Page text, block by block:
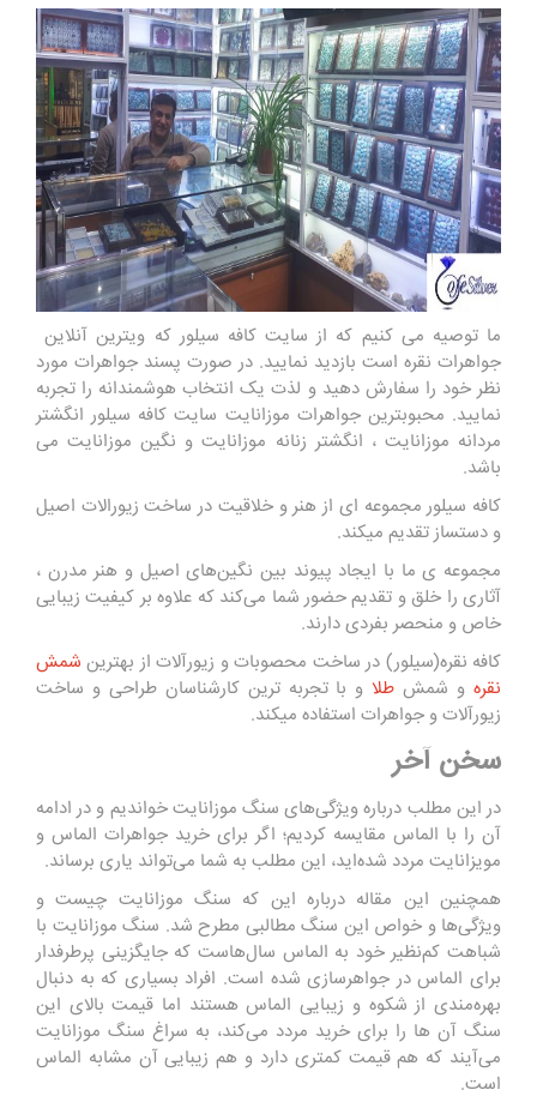
ما توصیه می کنیم که از سایت کافه سیلور که ویترین آنلاین
جواهرات نقره است بازدید نمایید. در صورت پسند جواهرات مورد
نظر خود را سفارش دهید و لذت یک انتخاب هوشمندانه را تجربه
نمایید. محبوبترین جواهرات موزانایت سایت کافه سیلور انگشتر
مردانه موزانایت ، انگشتر زنانه موزانایت و نگین موزانایت می
باشد.
کافه سیلور مجموعه ای از هنر و خلاقیت در ساخت زیورالات اصیل
و دستساز تقدیم میکند.
مجموعه ی ما با ایجاد پیوند بین نگین‌های اصیل و هنر مدرن ،
آثاری را خلق و تقدیم حضور شما می‌کند که علاوه بر کیفیت زیبایی
خاص و منحصر بفردی دارند.
کافه نقره(سیلور) در ساخت محصوبات و زیورآلات از بهترین شمش
نقره و شمش طلا و با تجربه ترین کارشناسانطراحی و ساخت
زیورآلاتو جواهرات استفاده میکند.
سخن آخر
در این مطلب درباره ویژگی‌های سنگ موزانایت خواندیم و در ادامه
آن را با الماس مقایسه کردیم؛ اگر برای خرید جواهرات الماس و
مویزانایت مردد شده‌اید، این مطلب به شما می‌تواند یاری برساند.
همچنین این مقاله درباره این که سنگ موزانایت چیست و
ویژگی‌ها و خواص این سنگ مطالبی مطرح شد. سنگ موزانایت با
شباهت کم‌نظیر خود به الماس سال‌هاست که جایگزینی پرطرفدار
برای الماس در جواهرسازی شده است. افراد بسیاری که به دنبال
بهره‌مندی از شکوه و زیبایی الماس هستند اما قیمت بالای این
سنگ آن ها را برای خرید مردد می‌کند، به سراغ سنگ موزانایت
می‌آیند که هم قیمت کمتری دارد و هم زیبایی آن مشابه الماس
است.